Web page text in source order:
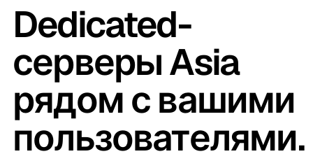
Dedicated-
серверы Asia
рядом с вашими
пользователями.